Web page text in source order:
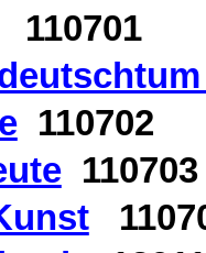
110701
110702
110703